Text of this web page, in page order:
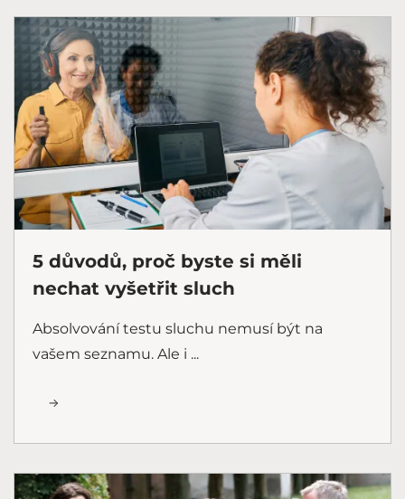
5 důvodů, proč byste si měli
nechat vyšetřit sluch
Absolvování testu sluchu nemusí být na
vašem seznamu. Ale i ...